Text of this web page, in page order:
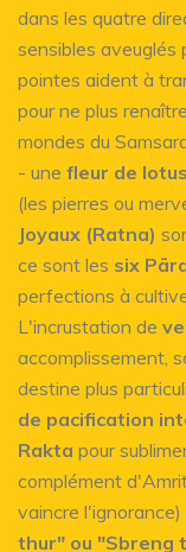
dans les quatre
sensibles aveuglés
pointes aident à
pour ne plus
mondes du
- une fleur de lotus
(les pierres ou
Joyaux (Ratna)
ce sont les six
perfections à
L'incrustation de
accomplissement,
destine plus
de pacification
Rakta pour
complément
vaincre
thur" ou "Sbreng